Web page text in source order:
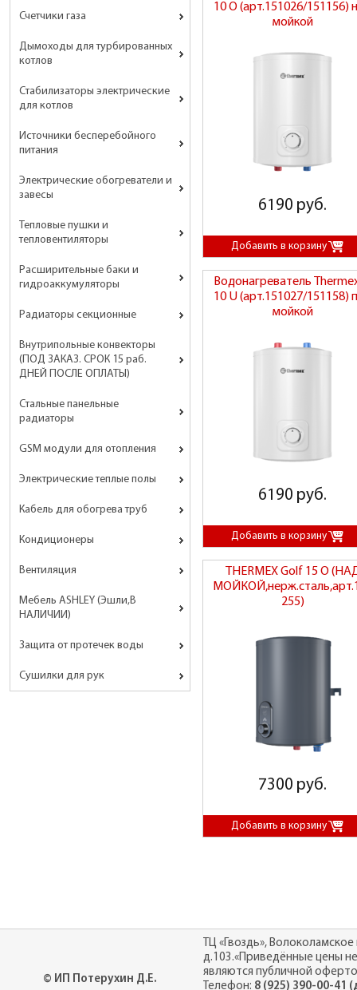
Счетчики газа
Дымоходы для турбированных
котлов
Стабилизаторы электрические
для котлов
Источники бесперебойного
питания
Электрические обогреватели и
завесы
Тепловые пушки и
тепловентиляторы
Расширительные баки и
гидроаккумуляторы
Радиаторы секционные
Внутрипольные конвекторы
(ПОД ЗАКАЗ. СРОК 15 раб.
ДНЕЙ ПОСЛЕ ОПЛАТЫ)
Стальные панельные
радиаторы
GSM модули для отопления
Электрические теплые полы
Кабель для обогрева труб
Кондиционеры
Вентиляция
Мебель ASHLEY (Эшли,В
НАЛИЧИИ)
Защита от протечек воды
Сушилки для рук
10 O (арт.151026/151156)
мойкой
6190 руб.
Водонагреватель
10 U (арт.151027/151158)
мойкой
6190 руб.
THERMEX Golf 15 O
255)
7300 руб.
© ИП Потерухин Д.Е.
ТЦ «Гвоздь», Волоколамское
д.103.«Приведённые цены не
являются публичной
Телефон: 8 (925) 390-00-41